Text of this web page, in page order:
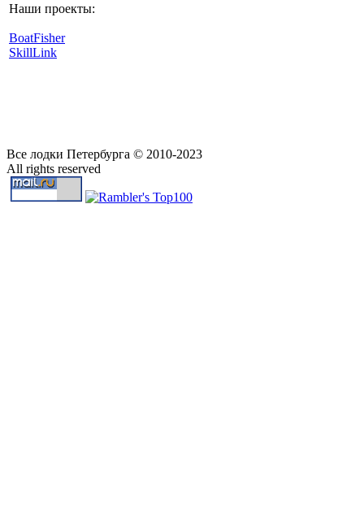
Наши проекты:
BoatFisher
SkillLink
Все лодки Петербурга © 2010-2023
All rights reserved